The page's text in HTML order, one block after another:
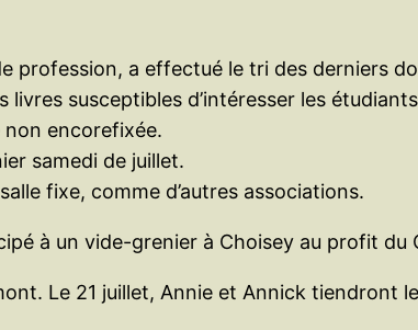
a effectué le tri des derniers
susceptibles d’intéresser les
encorefixée.
samedi de juillet.
fixe, comme d’autres associations.
à un vide-grenier à Choisey au profit du
Le 21 juillet, Annie et Annick tiendront